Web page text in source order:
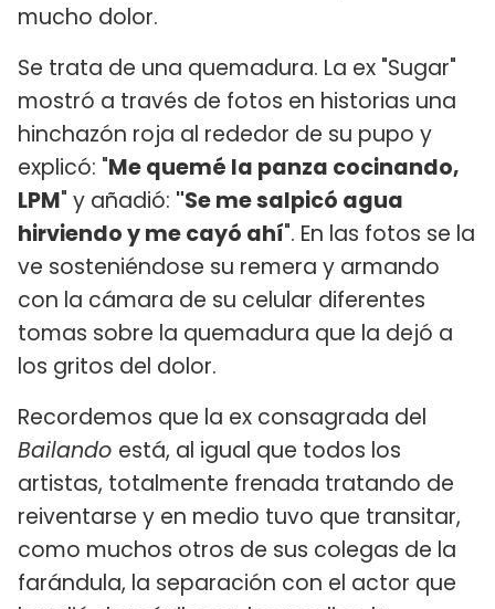
mucho dolor.
Se trata de una quemadura. La ex "Sugar"
mostró a través de fotos en historias una
hinchazón roja al rededor de su pupo y
explicó: "Me quemé la panza cocinando,
LPM" y añadió: "Se me salpicó agua
hirviendo y me cayó ahí". En las fotos se la
ve sosteniéndose su remera y armando
con la cámara de su celular diferentes
tomas sobre la quemadura que la dejó a
los gritos del dolor.
Recordemos que la ex consagrada del
Bailando está, al igual que todos los
artistas, totalmente frenada tratando de
reiventarse y en medio tuvo que transitar,
como muchos otros de sus colegas de la
farándula, la separación con el actor que